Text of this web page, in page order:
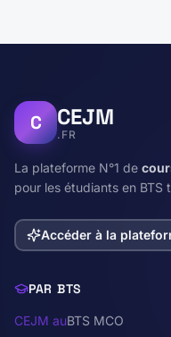
C CEJM
.FR
La plateforme N°1 de
pour les étudiants en BTS
Accéder à la
PAR BTS
CEJM auBTS MCO